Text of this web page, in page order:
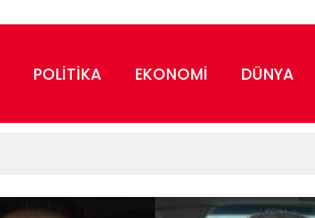
POLITIKA EKONOMI DÜNYA